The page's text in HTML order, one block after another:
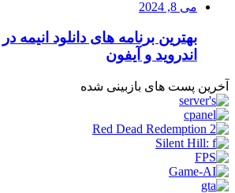
می 8, 2024
اندروید و آیفون
آخرین پست های بازبینی شده